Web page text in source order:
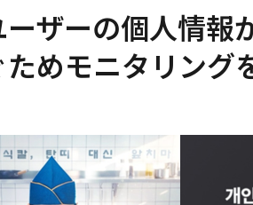
ザーの個人情報
めモニタリング